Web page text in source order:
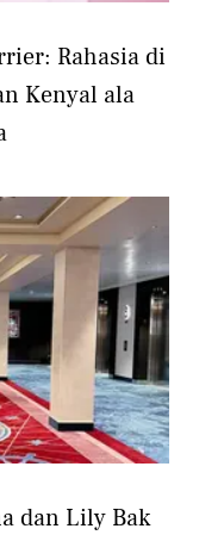
Rahasia di
Kenyal ala
dan Lily Bak